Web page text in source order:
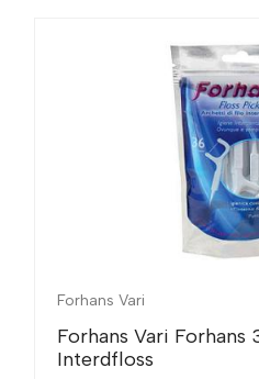
Forhans Vari
Forhans Vari Forhans
Interdfloss